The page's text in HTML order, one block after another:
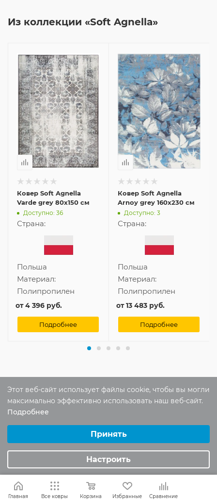
Из коллекции «Soft Agnella»
Ковер Soft Agnella
Varde grey 80x150 см
Доступно: 36
Страна:
Польша
Материал:
Полипропилен
от4 396 руб.
Подробнее
Ковер Soft Agnella
Arnoy grey 160x230 см
Доступно: 3
Страна:
Польша
Материал:
Полипропилен
от13 483 руб.
Подробнее
Отзывы
Оставить отзыв
Помогите другим пользователям с
своим мнением об этом товаре
Главная Все ковры Корзина Избранные Сравнение
Этот веб-сайт использует файлы cookie, чтобы вы могли
максимально эффективно использовать наш веб-сайт.
Подробнее
Аналитические/Функциональные
Принять
Настроить